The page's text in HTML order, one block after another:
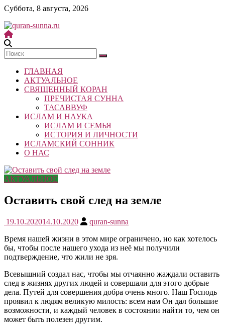
Skip
content
Суббота, 8 августа, 2026
quran-
sunna.ru
«Центр
исследований
Корана
Республики
Татарстан
ГЛАВНАЯ
АКТУАЛЬНОЕ
СВЯЩЕННЫЙ КОРАН
ПРЕЧИСТАЯ СУННА
ТАСАВВУФ
ИСЛАМ И НАУКА
ИСЛАМ И СЕМЬЯ
ИСТОРИЯ И ЛИЧНОСТИ
ИСЛАМСКИЙ СОННИК
О НАС
АКТУАЛЬНОЕ
Оставить свой след на земле
19.10.202014.10.2020
quran-sunna
Время нашей жизни в этом мире ограничено, но как хотелось
бы, чтобы после нашего ухода из неё мы получили
подтверждение, что жили не зря.
Всевышний создал нас, чтобы мы отчаянно жаждали оставить
след в жизнях других людей и совершали для этого добрые
дела. Путей для совершения добра очень много. Наш Господь
проявил к людям великую милость: всем нам Он дал большие
возможности, и каждый человек в состоянии найти то, чем он
может быть полезен другим.